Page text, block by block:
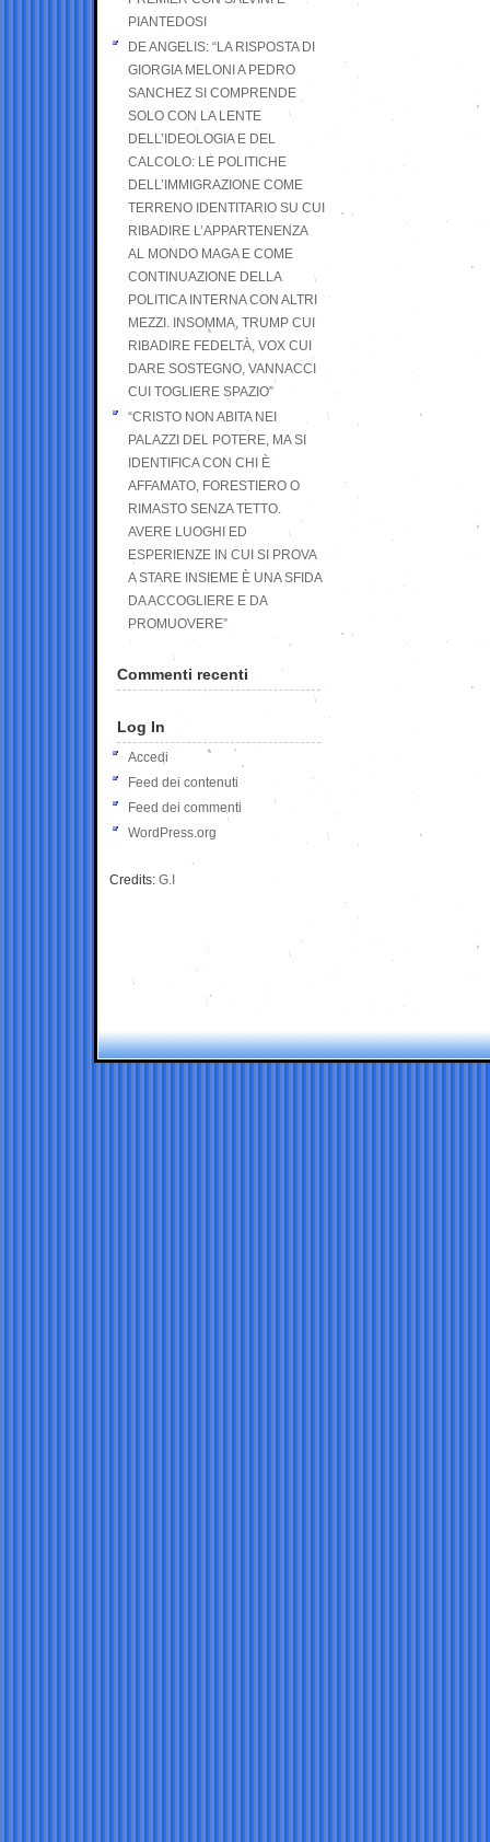
PIANTEDOSI
DE ANGELIS: “LA RISPOSTA DI
GIORGIA MELONI A PEDRO
SANCHEZ SI COMPRENDE
SOLO CON LA LENTE
DELL’IDEOLOGIA E DEL
CALCOLO: LE POLITICHE
DELL’IMMIGRAZIONE COME
TERRENO IDENTITARIO SU CUI
RIBADIRE L’APPARTENENZA
AL MONDO MAGA E COME
CONTINUAZIONE DELLA
POLITICA INTERNA CON ALTRI
MEZZI. INSOMMA, TRUMP CUI
RIBADIRE FEDELTÀ, VOX CUI
DARE SOSTEGNO, VANNACCI
CUI TOGLIERE SPAZIO”
“CRISTO NON ABITA NEI
PALAZZI DEL POTERE, MA SI
IDENTIFICA CON CHI È
AFFAMATO, FORESTIERO O
RIMASTO SENZA TETTO.
AVERE LUOGHI ED
ESPERIENZE IN CUI SI PROVA
A STARE INSIEME È UNA SFIDA
DA ACCOGLIERE E DA
PROMUOVERE”
Commenti recenti
Log In
Accedi
Feed dei contenuti
Feed dei commenti
WordPress.org
Credits: G.I